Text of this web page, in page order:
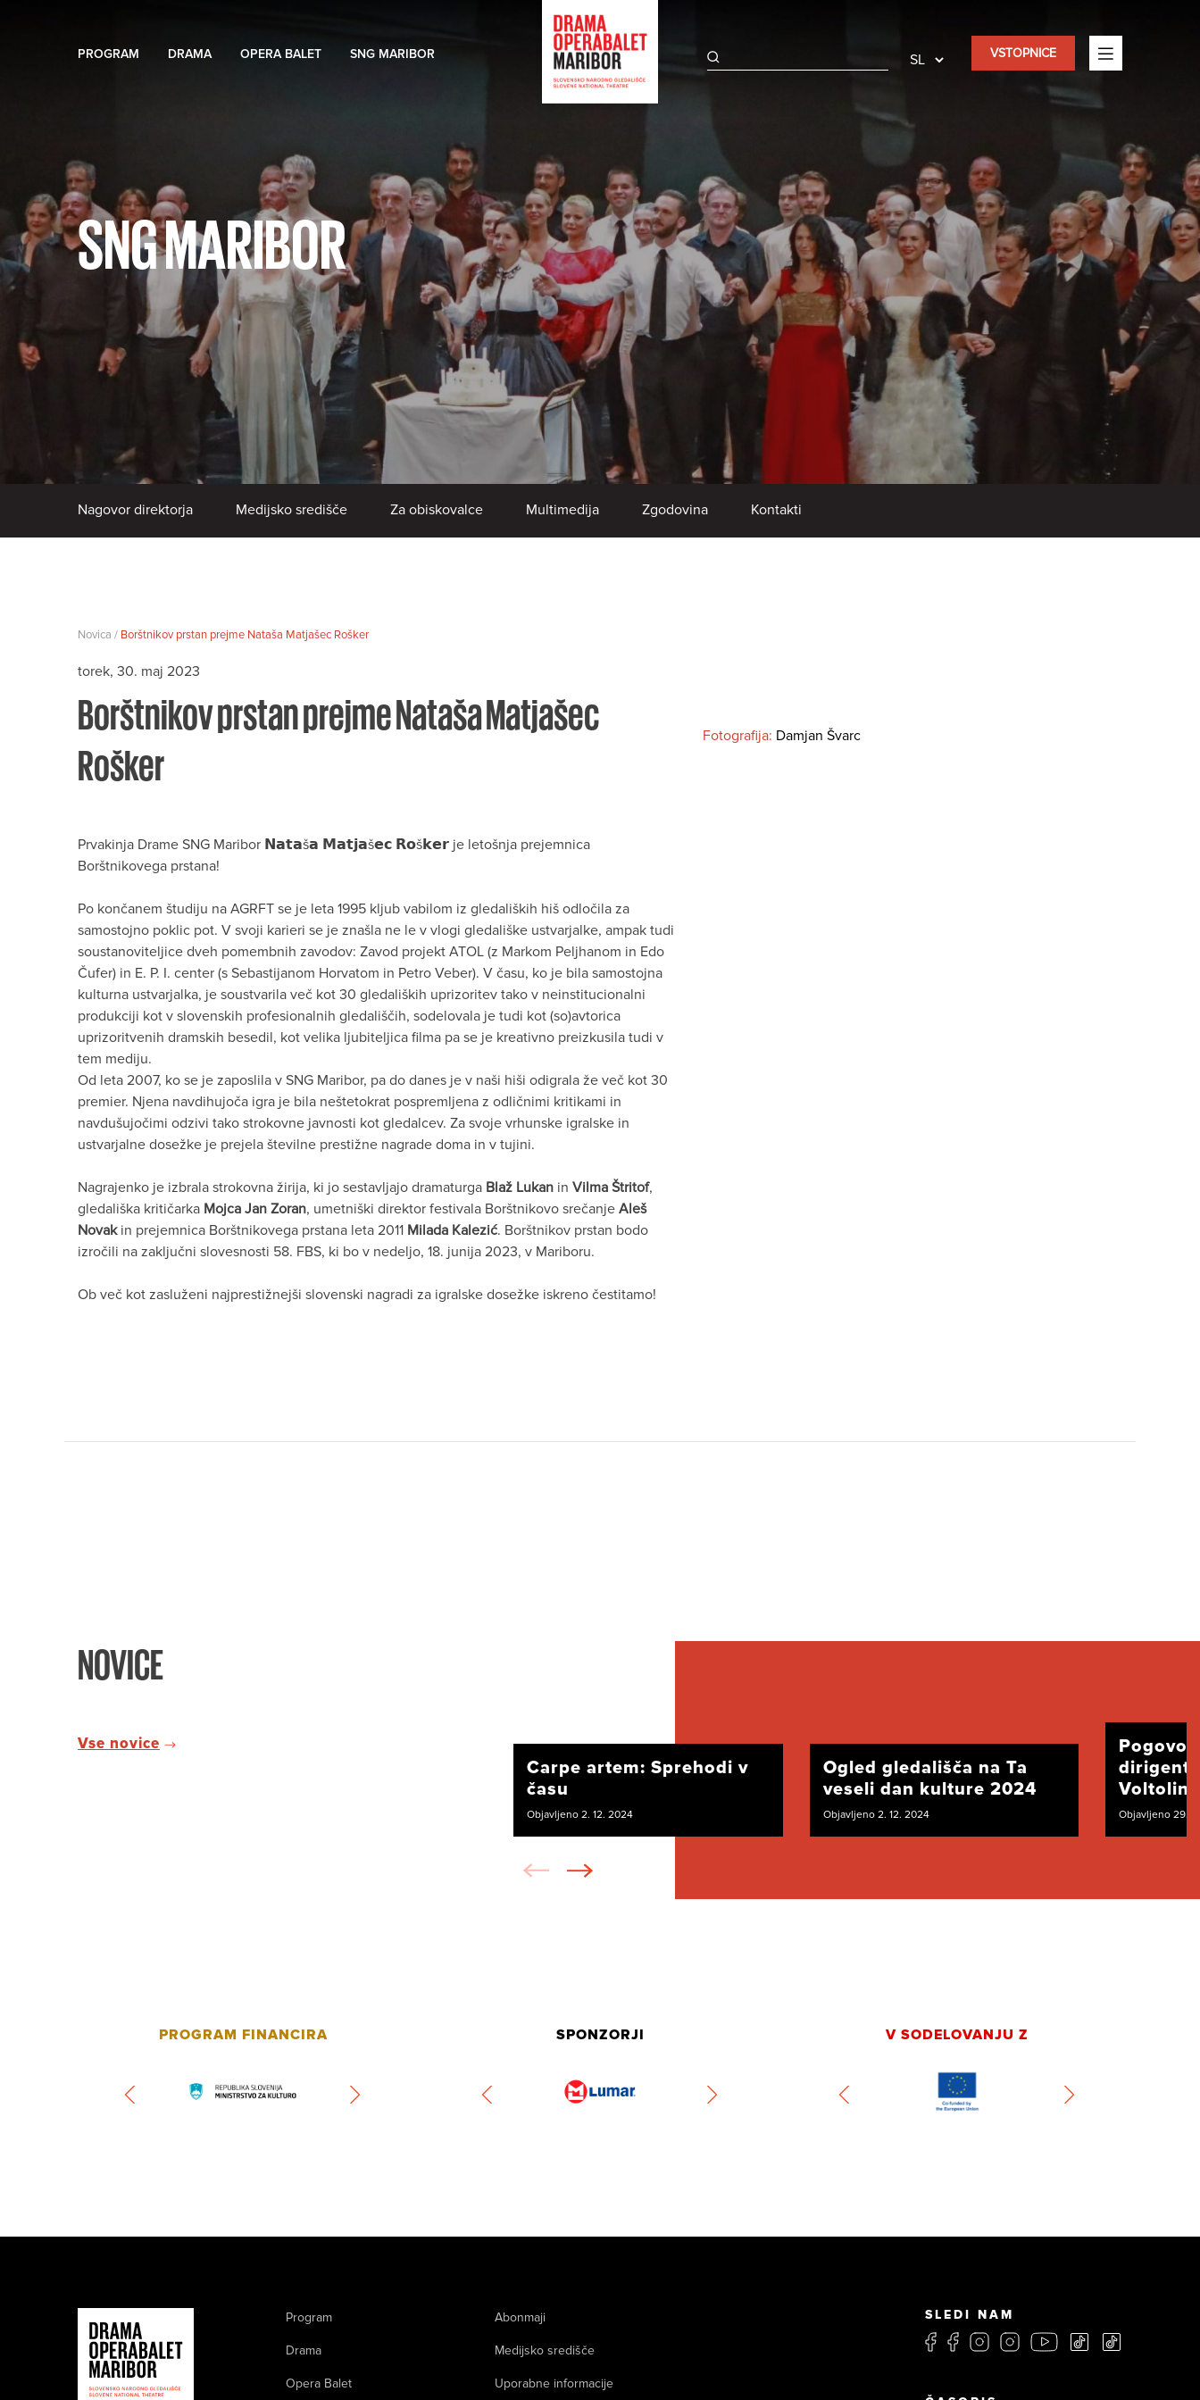
PROGRAM DRAMA OPERA BALET SNG MARIBOR VSTOPNICE
SNG MARIBOR
Nagovor direktorja Medijsko središče Za obiskovalce Multimedija Zgodovina Kontakti
Novica / Borštnikov prstan prejme Nataša Matjašec Rošker
torek, 30. maj 2023
Borštnikov prstan prejme Nataša Matjašec
Rošker
Prvakinja Drame SNG Maribor 𝗡𝗮𝘁𝗮š𝗮 𝗠𝗮𝘁𝗷𝗮š𝗲𝗰 𝗥𝗼š𝗸𝗲𝗿 je letošnja prejemnica
Borštnikovega prstana!
Po končanem študiju na AGRFT se je leta 1995 kljub vabilom iz gledaliških hiš odločila za
samostojno poklic pot. V svoji karieri se je znašla ne le v vlogi gledališke ustvarjalke, ampak tudi
soustanoviteljice dveh pomembnih zavodov: Zavod projekt ATOL (z Markom Peljhanom in Edo
Čufer) in E. P. I. center (s Sebastijanom Horvatom in Petro Veber). V času, ko je bila samostojna
kulturna ustvarjalka, je soustvarila več kot 30 gledaliških uprizoritev tako v neinstitucionalni
produkciji kot v slovenskih profesionalnih gledališčih, sodelovala je tudi kot (so)avtorica
uprizoritvenih dramskih besedil, kot velika ljubiteljica filma pa se je kreativno preizkusila tudi v
tem mediju.
Od leta 2007, ko se je zaposlila v SNG Maribor, pa do danes je v naši hiši odigrala že več kot 30
premier. Njena navdihujoča igra je bila neštetokrat pospremljena z odličnimi kritikami in
navdušujočimi odzivi tako strokovne javnosti kot gledalcev. Za svoje vrhunske igralske in
ustvarjalne dosežke je prejela številne prestižne nagrade doma in v tujini.
Nagrajenko je izbrala strokovna žirija, ki jo sestavljajo dramaturga Blaž Lukan in Vilma Štritof,
gledališka kritičarka Mojca Jan Zoran, umetniški direktor festivala Borštnikovo srečanje Aleš
Novak in prejemnica Borštnikovega prstana leta 2011 Milada Kalezić. Borštnikov prstan bodo
izročili na zaključni slovesnosti 58. FBS, ki bo v nedeljo, 18. junija 2023, v Mariboru.
Ob več kot zasluženi najprestižnejši slovenski nagradi za igralske dosežke iskreno čestitamo!
Fotografija: Damjan Švarc
NOVICE
Vse novice
Carpe artem: Sprehodi v
času
Objavljeno 2. 12. 2024
Ogled gledališča na Ta
veseli dan kulture 2024
Objavljeno 2. 12. 2024 Objavljeno 29.
PROGRAM FINANCIRA SPONZORJI V SODELOVANJU Z
Program
Drama
Opera Balet
Abonmaji
Medijsko središče
Uporabne informacije
SLEDI NAM